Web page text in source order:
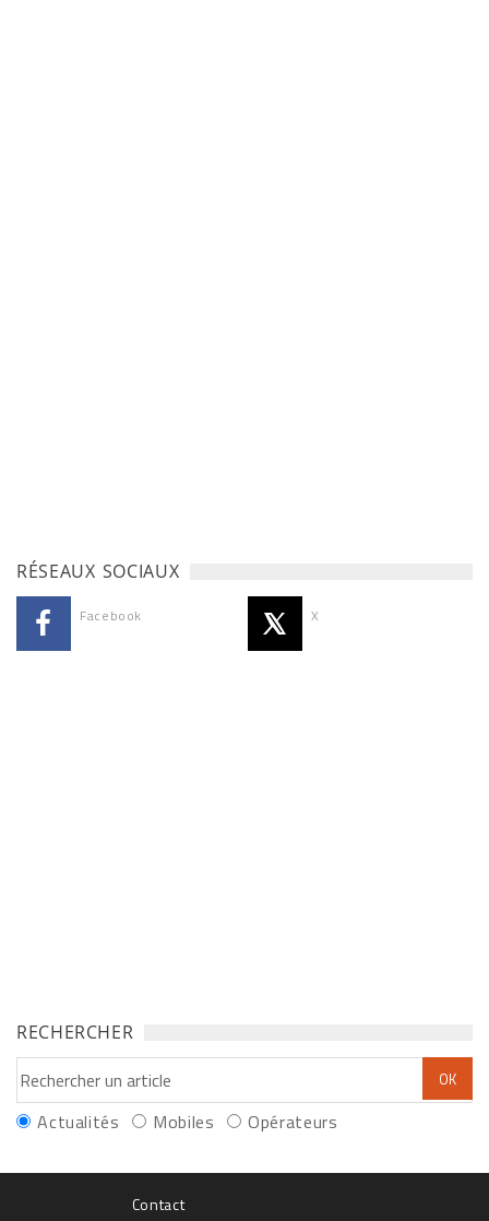
RÉSEAUX SOCIAUX
Facebook X
RECHERCHER
Actualités Mobiles Opérateurs
Contact